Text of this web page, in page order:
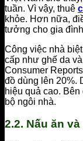
tuần. Vì vậy, thuê
khỏe. Hơn nữa,
tưởng cho gia
Công việc nhà
cấp như ghế da
Consumer
đồ dùng lên 20%.
hiệu quả cao.
bộ ngôi nhà.
2.2. Nấu ăn